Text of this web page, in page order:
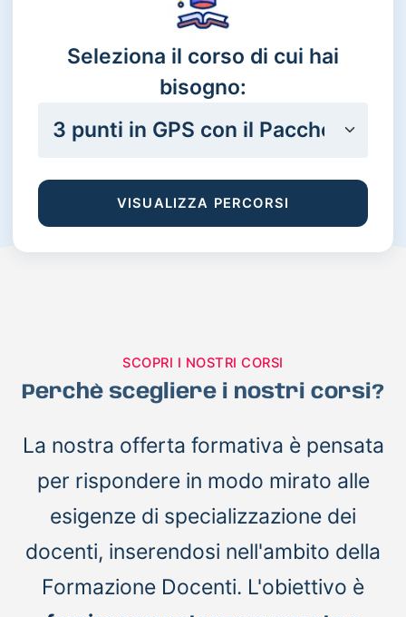
Seleziona il corso di cui hai
bisogno:
VISUALIZZA PERCORSI
SCOPRI I NOSTRI CORSI
Perchè scegliere i nostri corsi?
La nostra offerta formativa è pensata
per rispondere in modo mirato alle
esigenze di specializzazione dei
docenti, inserendosi nell'ambito della
Formazione Docenti. L'obiettivo è